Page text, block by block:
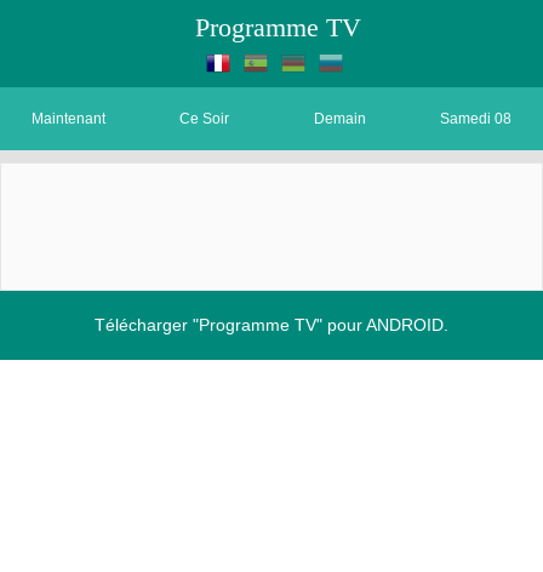
Programme TV
Maintenant Ce Soir Demain Samedi 08
Télécharger "Programme TV" pour ANDROID.